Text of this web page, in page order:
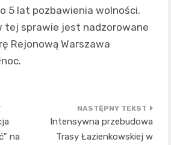
5 lat pozbawienia wolności.
tej sprawie jest nadzorowane
Rejonową Warszawa
na
Intensywna przebudowa
Trasy Łazienkowskiej w